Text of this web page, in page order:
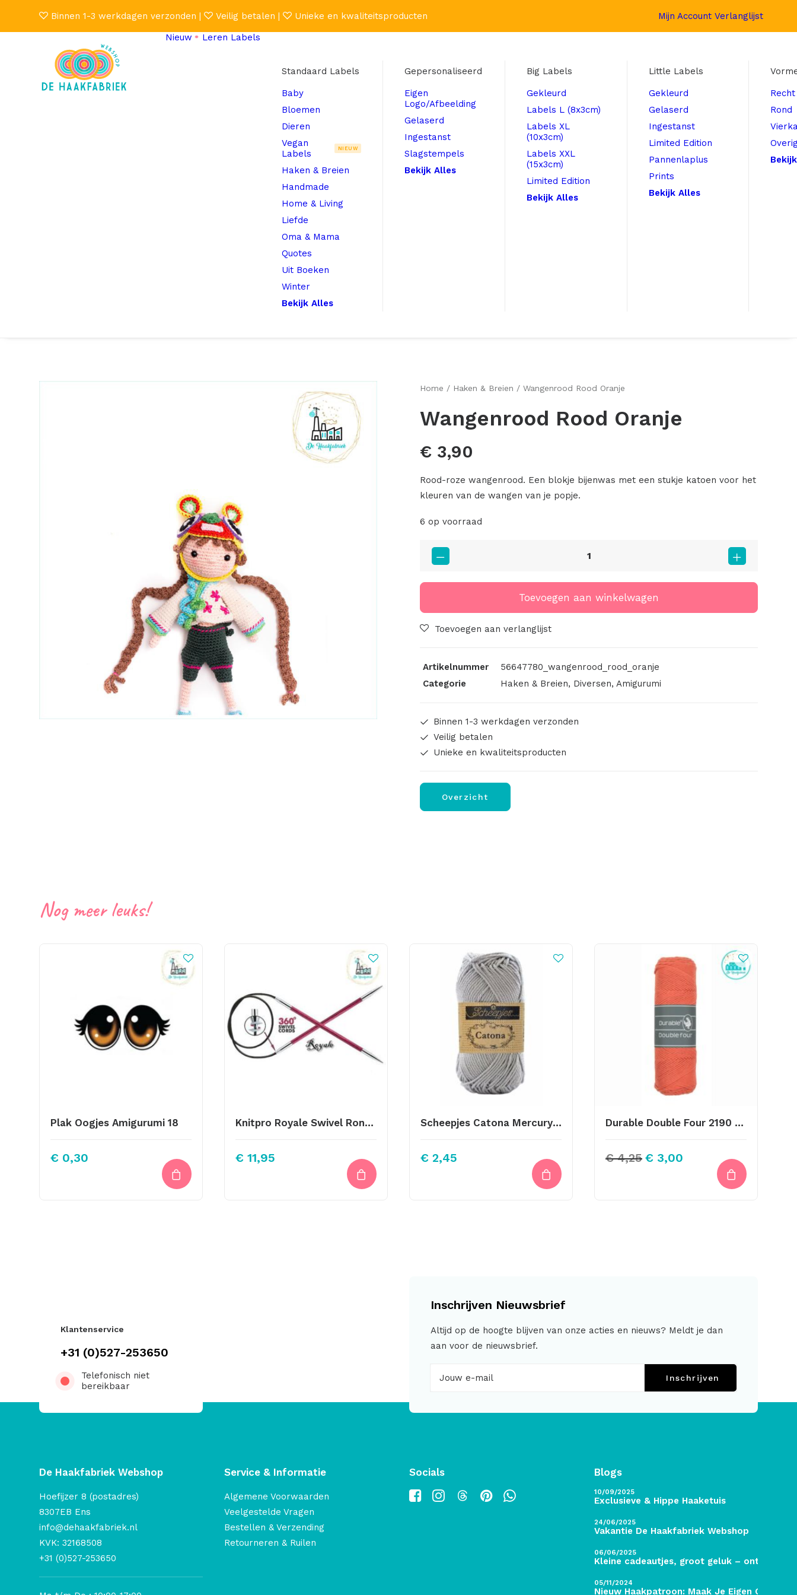
Binnen 1-3 werkdagen verzonden | Veilig betalen | Unieke en kwaliteitsproducten Mijn Account Verlanglijst
Nieuw
Leren Labels
Standaard Labels
Baby
Bloemen
Dieren
Vegan
Labels
NIEUW
Haken & Breien
Handmade
Home & Living
Liefde
Oma & Mama
Quotes
Uit Boeken
Winter
Bekijk Alles
Gepersonaliseerd
Eigen
Logo/Afbeelding
Gelaserd
Ingestanst
Slagstempels
Bekijk Alles
Big Labels
Gekleurd
Labels L (8x3cm)
Labels XL
(10x3cm)
Labels XXL
(15x3cm)
Limited Edition
Bekijk Alles
Little Labels
Gekleurd
Gelaserd
Ingestanst
Limited Edition
Pannenlaplus
Prints
Bekijk Alles
Recht
Rond
Home Haken & Breien Wangenrood Rood Oranje
Wangenrood Rood Oranje
€ 3,90
Rood-roze wangenrood. Een blokje bijenwas met een stukje katoen voor het
kleuren van de wangen van je popje.
6 op voorraad
Wangenrood
Rood
Toevoegen aan winkelwagen
Toevoegen aan verlanglijst
Artikelnummer
56647780_wangenrood_rood_oranje
Categorie
Haken & Breien, Diversen, Amigurumi
Binnen 1-3 werkdagen verzonden
Veilig betalen
Unieke en kwaliteitsproducten
Overzicht
Nog meer leuks!
Plak Oogjes Amigurumi 18
€ 0,30
Knitpro Royale Swivel Rondbreinaald 80cm 5.00mm
€ 11,95
Scheepjes Catona Mercury 074
€ 2,45
Durable Double Four 2190 Coral
€4,25 Oorspronkelijke
€ 3,00
Klantenservice
+31 (0)527-253650
Telefonisch niet
bereikbaar
Inschrijven Nieuwsbrief
Altijd op de hoogte blijven van onze acties en nieuws? Meldt je dan
aan voor de nieuwsbrief.
Inschrijven
De Haakfabriek Webshop
Hoefijzer 8 (postadres)
8307EB Ens
info@dehaakfabriek.nl
KVK: 32168508
+31 (0)527-253650
Service & Informatie
Algemene Voorwaarden
Veelgestelde Vragen
Bestellen & Verzending
Retourneren & Ruilen
Socials Blogs
10/09/2025
Exclusieve & Hippe Haaketuis
24/06/2025
Vakantie De Haakfabriek Webshop
06/06/2025
Kleine cadeautjes, groot geluk – ontdek de
05/11/2024
Nieuw Haakpatroon: Maak Je Eigen Gave